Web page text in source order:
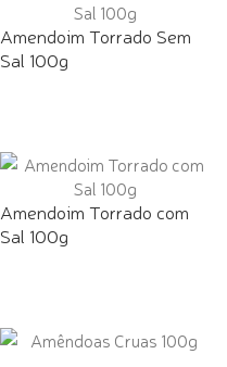
Amendoim Torrado Sem
Sal 100g
Amendoim Torrado com
Sal 100g